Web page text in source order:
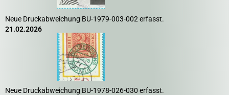
Neue Druckabweichung BU-1979-003-002 erfasst.
21.02.2026
Neue Druckabweichung BU-1978-026-030 erfasst.